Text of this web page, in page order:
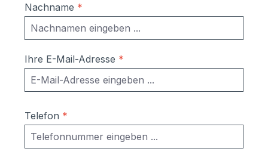
Nachname *
Ihre E-Mail-Adresse *
Telefon *